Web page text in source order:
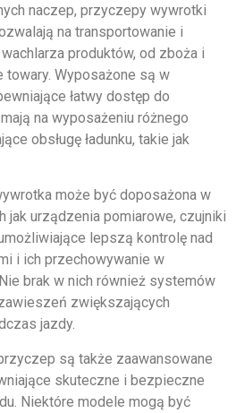
naczep, przyczepy wywrotki
na transportowanie i
produktów, od zboża i
towary. Wyposażone są w
łatwy dostęp do
na wyposażeniu różnego
obsługę ładunku, takie jak
może być doposażona w
jak urządzenia pomiarowe, czujniki
lepszą kontrolę nad
i ich przechowywanie w
brak w nich również systemów
zwiększających
jazdy.
są także zaawansowane
skuteczne i bezpieczne
Niektóre modele mogą być